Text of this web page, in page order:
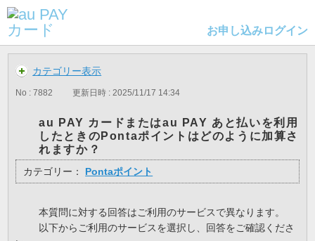
お申し込みログイン
カテゴリー表示
No : 7882 更新日時 : 2025/11/17 14:34
au PAY カードまたはau PAY あと払いを利用
したときのPontaポイントはどのように加算さ
れますか？
カテゴリー： Pontaポイント
本質問に対する回答はご利用のサービスで異なります。
以下からご利用のサービスを選択し、回答をご確認くださ